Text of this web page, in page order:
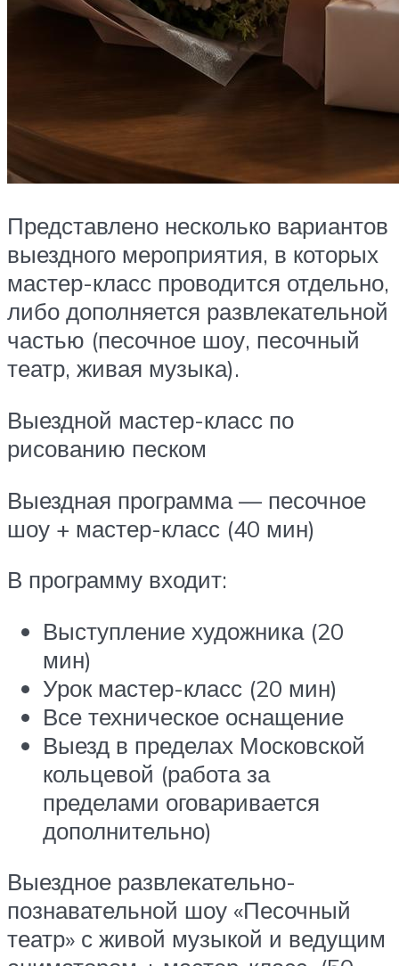
Представлено несколько вариантов
выездного мероприятия, в которых
мастер-класс проводится отдельно,
либо дополняется развлекательной
частью (песочное шоу, песочный
театр, живая музыка).
Выездной мастер-класс по
рисованию песком
Выездная программа — песочное
шоу + мастер-класс (40 мин)
В программу входит:
Выступление художника (20
мин)
Урок мастер-класс (20 мин)
Все техническое оснащение
Выезд в пределах Московской
кольцевой (работа за
пределами оговаривается
дополнительно)
Выездное развлекательно-
познавательной шоу «Песочный
театр» с живой музыкой и ведущим